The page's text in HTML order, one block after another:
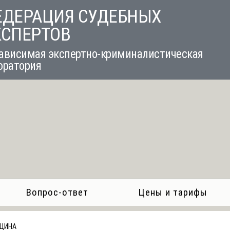
СУДЕБНЫХ
экспертно-криминалистическая
Вопрос-ответ Цены и тарифы